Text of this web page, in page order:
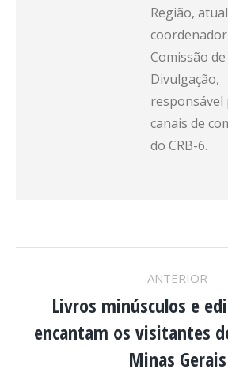
Região,
Comissão de
Divulgação,
responsável
canais de
do CRB-6.
NAVEGAÇÃO
DE
ANTERIOR
Post
anterior:
Livros minúsculos e
encantam os visitantes
Minas Gerais